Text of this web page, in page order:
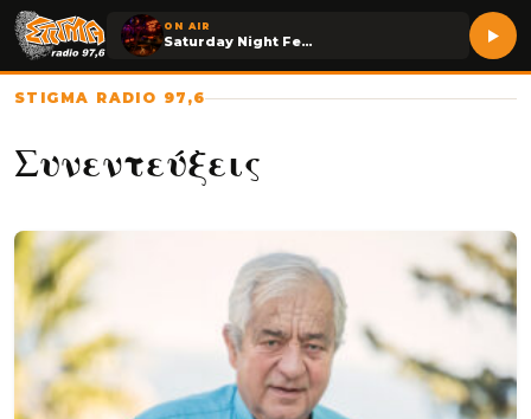
ON AIR
Saturday Night Fever
STIGMA RADIO 97,6
Συνεντεύξεις